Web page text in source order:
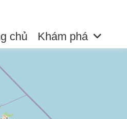
chủ Khám phá